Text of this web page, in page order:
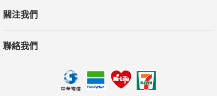
關注我們
聯絡我們